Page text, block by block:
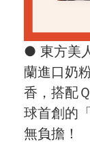
● 東方美
蘭進口奶
香，搭配
球首創的
無負擔！